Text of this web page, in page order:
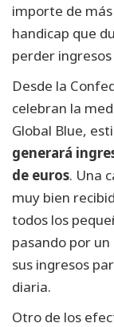
importe de
handicap que
perder ingresos
Desde la
celebran la
Global Blue,
generará
de euros. Una
muy bien
todos los
pasando por
sus ingresos
diaria.
Otro de los